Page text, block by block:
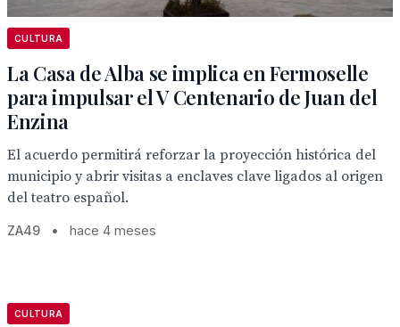
CULTURA
La Casa de Alba se implica en Fermoselle
para impulsar el V Centenario de Juan del
Enzina
El acuerdo permitirá reforzar la proyección histórica del
municipio y abrir visitas a enclaves clave ligados al origen
del teatro español.
ZA49 • hace 4 meses
CULTURA